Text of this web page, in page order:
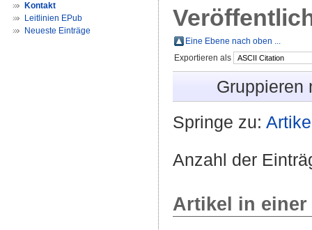
Kontakt
Leitlinien EPub
Neueste Einträge
Eine Ebene nach oben ...
Exportieren als
Gruppieren
Springe zu:
Anzahl der
Artikel in